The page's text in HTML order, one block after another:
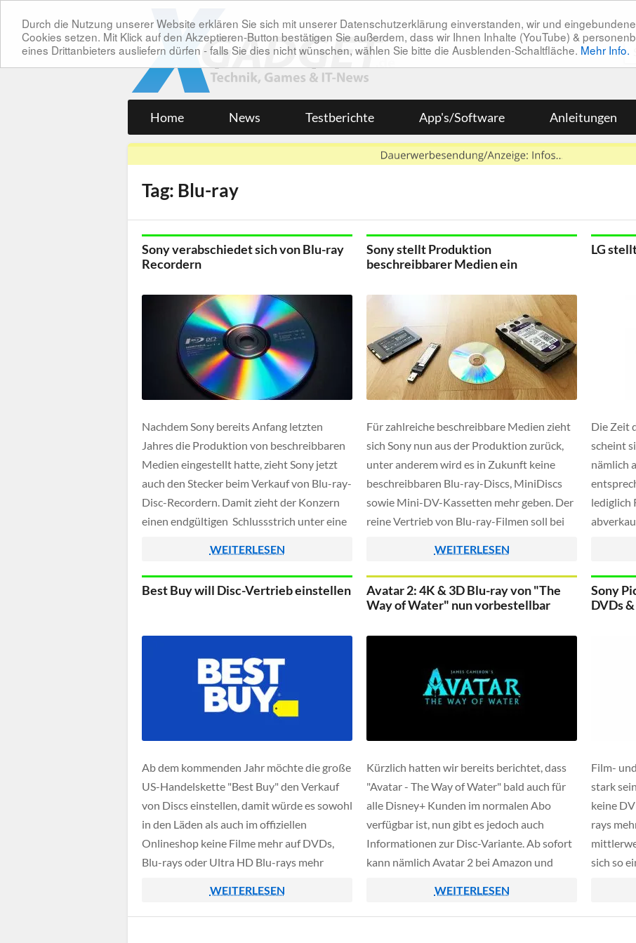
Durch die Nutzung unserer Website erklären Sie sich mit unserer Datenschutzerklärung einverstanden, wir und
Cookies setzen. Mit Klick auf den Akzeptieren-Button bestätigen Sie außerdem, dass wir Ihnen Inhalte (YouTube) &
eines Drittanbieters ausliefern dürfen - falls Sie dies nicht wünschen, wählen Sie bitte die Ausblenden-Schaltfläche. Mehr Info.
Home News Testberichte App's/Software Anleitungen
Tag: Blu-ray
Sony verabschiedet sich von Blu-ray
Recordern
Nachdem Sony bereits Anfang letzten
Jahres die Produktion von beschreibbaren
Medien eingestellt hatte, zieht Sony jetzt
auch den Stecker beim Verkauf von Blu-ray-
Disc-Recordern. Damit zieht der Konzern
einen endgültigen Schlussstrich unter eine
fest zum Heimkino gehörte, deren
Bedeutung jedoch im Streaming-Zeitalter
zunehmend geschwunden ist.
WEITERLESEN
Sony stellt Produktion
beschreibbarer Medien ein
Für zahlreiche beschreibbare Medien zieht
sich Sony nun aus der Produktion zurück,
unter anderem wird es in Zukunft keine
beschreibbaren Blu-ray-Discs, MiniDiscs
sowie Mini-DV-Kassetten mehr geben. Der
reine Vertrieb von Blu-ray-Filmen soll bei
WEITERLESEN
LG
Die Zeit
scheint
nämlich
lediglich
UHD-
damit
Best Buy will Disc-Vertrieb einstellen
Ab dem kommenden Jahr möchte die große
US-Handelskette "Best Buy" den Verkauf
von Discs einstellen, damit würde es sowohl
in den Läden als auch im offiziellen
Onlineshop keine Filme mehr auf DVDs,
Blu-rays oder Ultra HD Blu-rays mehr
noch nicht verkündet, jedoch scheinen
einige andere Webseiten hier schon […]
WEITERLESEN
Avatar 2: 4K & 3D Blu-ray von "The
Way of Water" nun vorbestellbar
Kürzlich hatten wir bereits berichtet, dass
"Avatar - The Way of Water" bald auch für
alle Disney+ Kunden im normalen Abo
verfügbar ist, nun gibt es jedoch auch
Informationen zur Disc-Variante. Ab sofort
kann nämlich Avatar 2 bei Amazon und
DVD vorbestellt werden.
WEITERLESEN
Sony
DVDs
Film-
stark
keine
rays
sich so